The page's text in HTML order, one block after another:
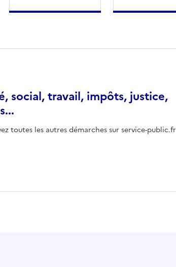
social, travail, impôts, justice,
toutes les autres démarches sur service-public.fr